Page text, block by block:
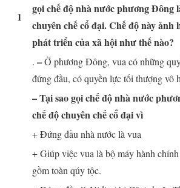
1
gọi chế độ nhà nước phương Đông
chuyên chế cổ đại. Chế độ này ảnh
phát triển của xã hội như thế nào?
. –Ở phương Đông, vua có những
đứng đầu, có quyền lực tối thượng vô
– Tại sao gọi chế độ nhà nước
chế độ chuyên chế cổ đại vì
+ Đứng đầu nhà nước là vua
+ Giúp việc vua là bộ máy hành
gồm toàn qúy tộc.